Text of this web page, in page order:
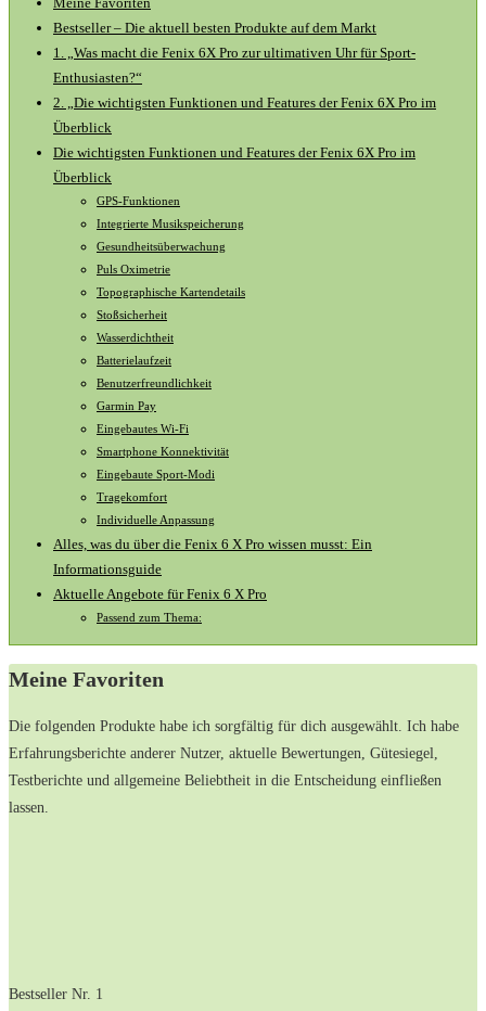
Meine Favoriten
Bestseller – Die​ aktuell besten Produkte auf dem ‍Markt
1. „Was macht‍ die ​Fenix 6X ​Pro‍ zur ultimativen ⁤Uhr für ​Sport-
Enthusiasten?“
2. „Die wichtigsten Funktionen ⁤und‌ Features der ⁢Fenix 6X ​Pro ​im
Überblick
Die ⁤wichtigsten Funktionen und Features der Fenix⁣ 6X Pro im
Überblick
GPS-Funktionen
Integrierte Musikspeicherung
Gesundheitsüberwachung
Puls ‍Oximetrie
Topographische Kartendetails
Stoßsicherheit
Wasserdichtheit
Batterielaufzeit
Benutzerfreundlichkeit
Garmin Pay
Eingebautes Wi-Fi
Smartphone ⁢Konnektivität
Eingebaute Sport-Modi
Tragekomfort
Individuelle Anpassung
Alles, was du über die Fenix 6 X Pro wissen musst: Ein
Informationsguide
Aktuelle Angebote ‍für ⁣Fenix‍ 6​ X Pro
Passend zum Thema:
Meine Favoriten
Die folgenden Produkte ⁤habe ich ⁢sorgfältig für dich ausgewählt. Ich habe
Erfahrungsberichte⁢ anderer Nutzer, aktuelle Bewertungen, Gütesiegel,⁣
Testberichte und ‌allgemeine⁣ Beliebtheit in die‍ Entscheidung einfließen
⁢lassen.
Bestseller Nr. 1